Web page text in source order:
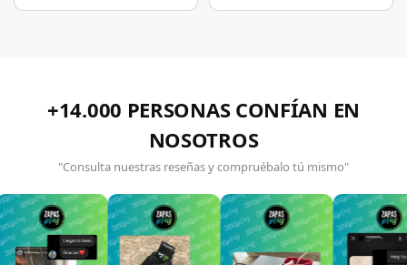
+14.000 PERSONAS CONFÍAN EN
NOSOTROS
"Consulta nuestras reseñas y compruébalo tú mismo"